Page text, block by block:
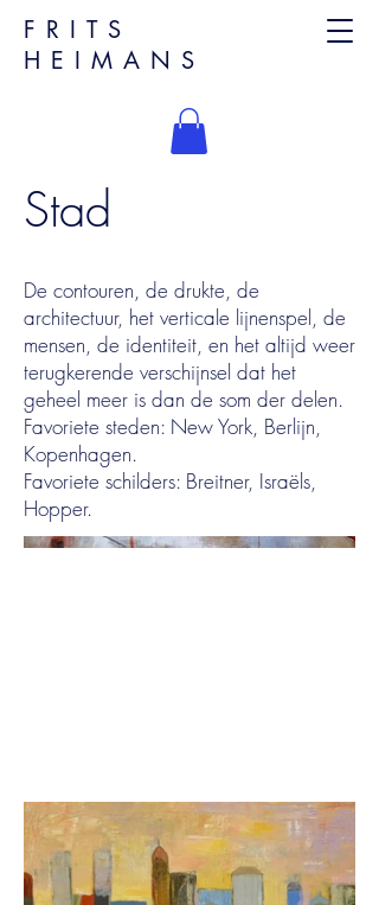
FRITS
HEIMANS
Stad
De contouren, de drukte, de
architectuur, het verticale lijnenspel, de
mensen, de identiteit, en het altijd weer
terugkerende verschijnsel dat het
geheel meer is dan de som der delen.
Favoriete steden: New York, Berlijn,
Kopenhagen.
Favoriete schilders: Breitner, Israëls,
Hopper.